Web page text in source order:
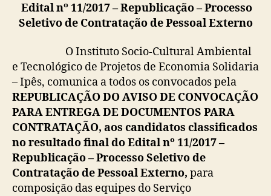
Edital nº 11/2017 – Republicação –Processo
Seletivo de Contratação de Pessoal Externo
O Instituto Socio-Cultural Ambiental
e Tecnológico de Projetos de Economia Solidaria
– Ipês, comunica a todos os convocados pela
REPUBLICAÇÃO DOAVISO DE CONVOCAÇÃO
PARA ENTREGA DE DOCUMENTOS PARA
CONTRATAÇÃO, aos candidatos classificados
no resultado final doEdital nº 11/2017 –
Republicação –Processo Seletivo de
Contratação de Pessoal Externo, para
composição das equipes do Serviço